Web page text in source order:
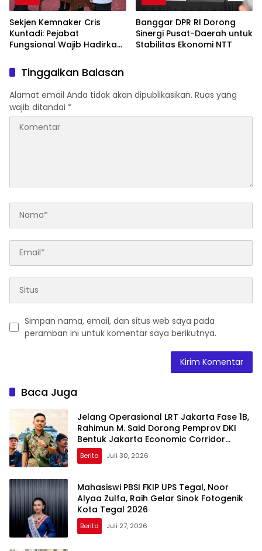
Sekjen Kemnaker Cris
Kuntadi: Pejabat
Fungsional Wajib Hadirkan
Banggar DPR RI Dorong
Sinergi Pusat-Daerah untuk
Stabilitas Ekonomi NTT
Tinggalkan Balasan
Alamat email Anda tidak akan dipublikasikan. Ruas yang
wajib ditandai *
Simpan nama, email, dan situs web saya pada
peramban ini untuk komentar saya berikutnya.
Baca Juga
Jelang Operasional LRT Jakarta Fase 1B,
Rahimun M. Said Dorong Pemprov DKI
Bentuk Jakarta Economic Corridor
Initiative
Berita Juli 30, 2026
Mahasiswi PBSI FKIP UPS Tegal, Noor
Alyaa Zulfa, Raih Gelar Sinok Fotogenik
Kota Tegal 2026
Berita Juli 27, 2026